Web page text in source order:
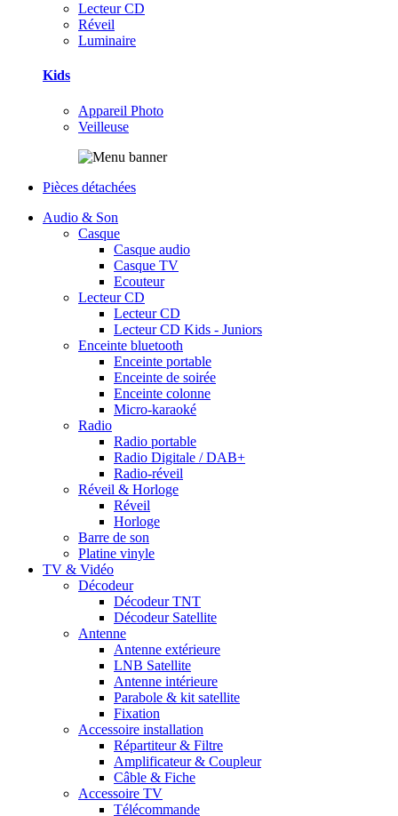
Lecteur CD
Réveil
Luminaire
Kids
Appareil Photo
Veilleuse
Pièces détachées
Audio & Son
Casque
Casque audio
Casque TV
Ecouteur
Lecteur CD
Lecteur CD
Lecteur CD Kids - Juniors
Enceinte bluetooth
Enceinte portable
Enceinte de soirée
Enceinte colonne
Micro-karaoké
Radio
Radio portable
Radio Digitale / DAB+
Radio-réveil
Réveil & Horloge
Réveil
Horloge
Barre de son
Platine vinyle
TV & Vidéo
Décodeur
Décodeur TNT
Décodeur Satellite
Antenne
Antenne extérieure
LNB Satellite
Antenne intérieure
Parabole & kit satellite
Fixation
Accessoire installation
Répartiteur & Filtre
Amplificateur & Coupleur
Câble & Fiche
Accessoire TV
Télécommande